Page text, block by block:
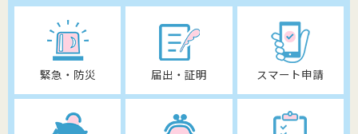
緊急・防災 届出・証明 スマート申請